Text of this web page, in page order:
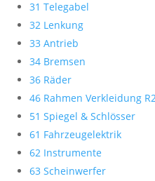
31 Telegabel
32 Lenkung
33 Antrieb
34 Bremsen
36 Räder
46 Rahmen Verkleidung
51 Spiegel & Schlösser
61 Fahrzeugelektrik
62 Instrumente
63 Scheinwerfer